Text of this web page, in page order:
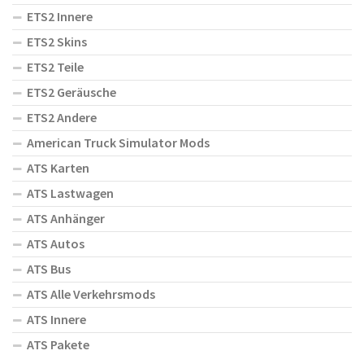
ETS2 Innere
ETS2 Skins
ETS2 Teile
ETS2 Geräusche
ETS2 Andere
American Truck Simulator Mods
ATS Karten
ATS Lastwagen
ATS Anhänger
ATS Autos
ATS Bus
ATS Alle Verkehrsmods
ATS Innere
ATS Pakete